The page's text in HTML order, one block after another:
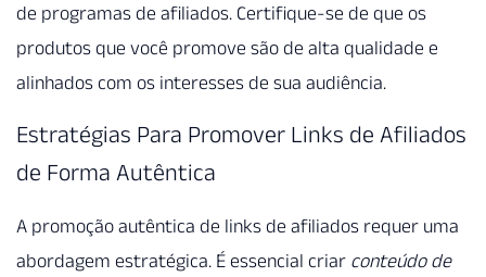
de programas de afiliados. Certifique-se de que os
produtos que você promove são de alta qualidade e
alinhados com os interesses de sua audiência.
Estratégias Para Promover Links de Afiliados
de Forma Autêntica
A promoção autêntica de links de afiliados requer uma
abordagem estratégica. É essencial criar conteúdo de